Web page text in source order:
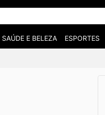
SAÚDE E BELEZA ESPORTES